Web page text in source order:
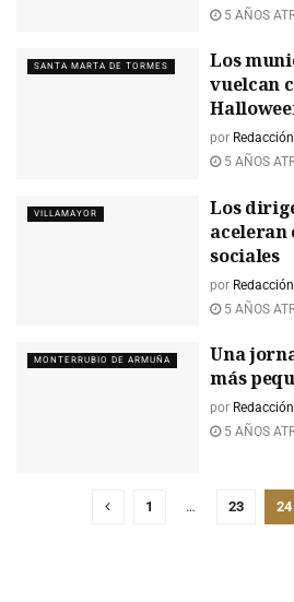
5 AÑOS
SANTA MARTA DE TORMES
Los
vuelcan
por
5 AÑOS
VILLAMAYOR
Los
aceleran
sociales
por
5 AÑOS
MONTERRUBIO DE ARMUÑA
Una
más
por
5 AÑOS
1 … 23 24